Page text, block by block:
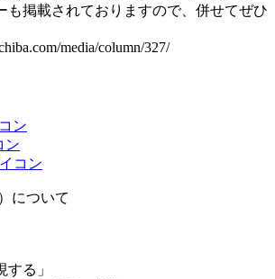
も掲載されておりますので、併せてぜひ
media/column/327/
について
する」